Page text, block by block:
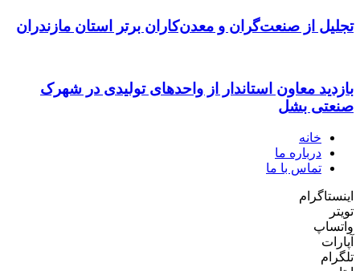
تجلیل از صنعت‌گران و معدن‌کاران برتر استان مازندران
بازدید معاون استاندار از واحدهای تولیدی در شهرک
صنعتی بشل
خانه
درباره ما
تماس با ما
اینستاگرام
تویتر
واتساپ
آپارات
تلگرام